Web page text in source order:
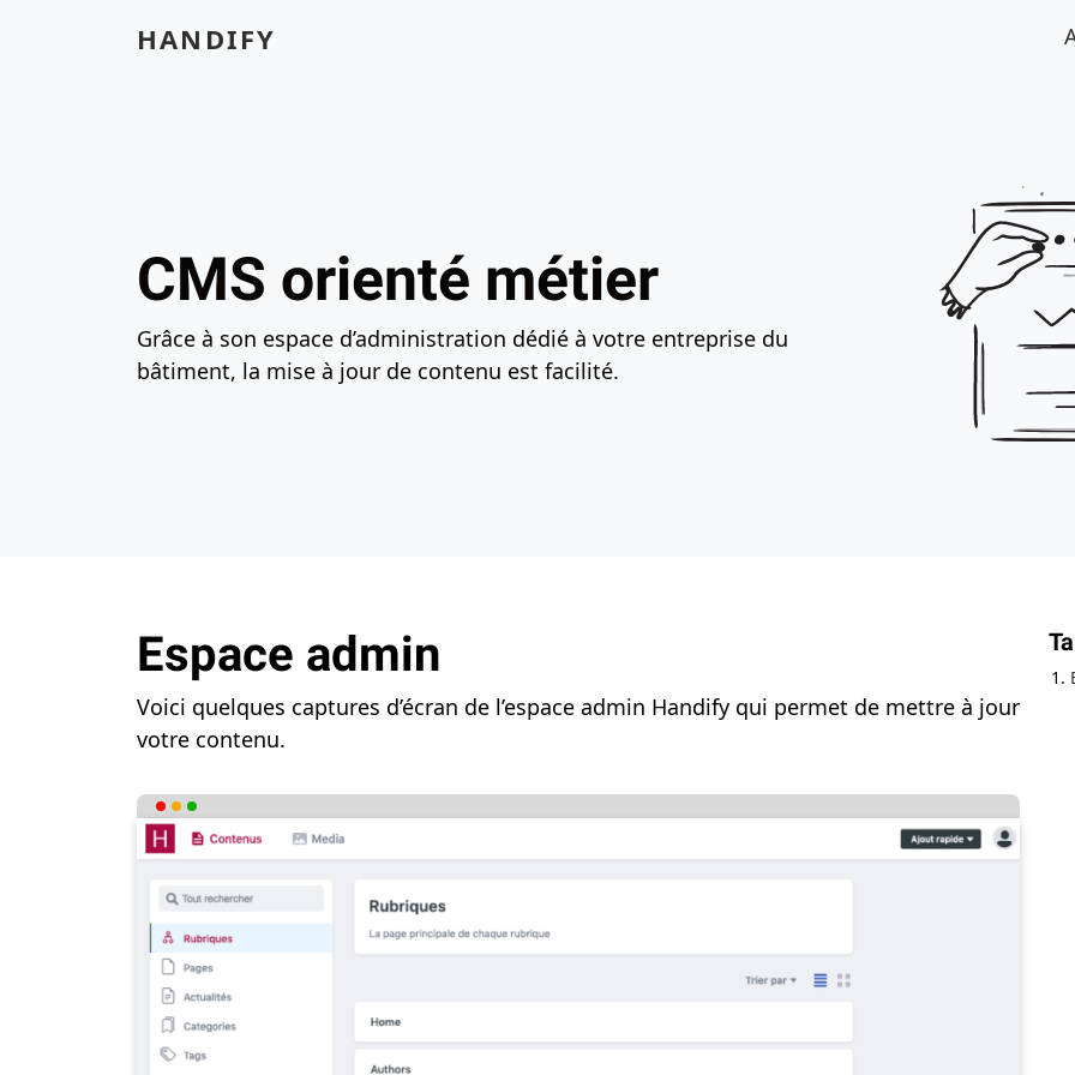
Contenu principal Navigation principale
HANDIFY
CMS orienté métier
Grâce à son espace d’administration dédié à votre entreprise du
bâtiment, la mise à jour de contenu est facilité.
Espace admin
Voici quelques captures d’écran de l’espace admin Handify qui permet de mettre à jour
votre contenu.